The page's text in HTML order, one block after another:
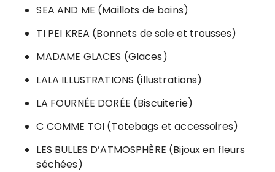
SEA AND ME (Maillots de bains)
TI PEI KREA (Bonnets de soie et trousses)
MADAME GLACES (Glaces)
LALA ILLUSTRATIONS (illustrations)
LA FOURNÉE DORÉE (Biscuiterie)
C COMME TOI (Totebags et accessoires)
LES BULLES D’ATMOSPHÈRE (Bijoux en fleurs
séchées)